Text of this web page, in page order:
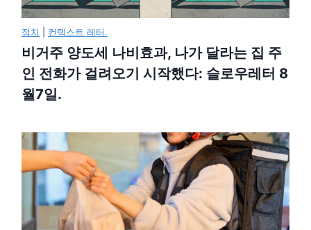
정치 컨텍스트 레터.
비거주 양도세 나비효과, 나가 달라는 집 주
인 전화가 걸려오기 시작했다: 슬로우레터 8
월7일.